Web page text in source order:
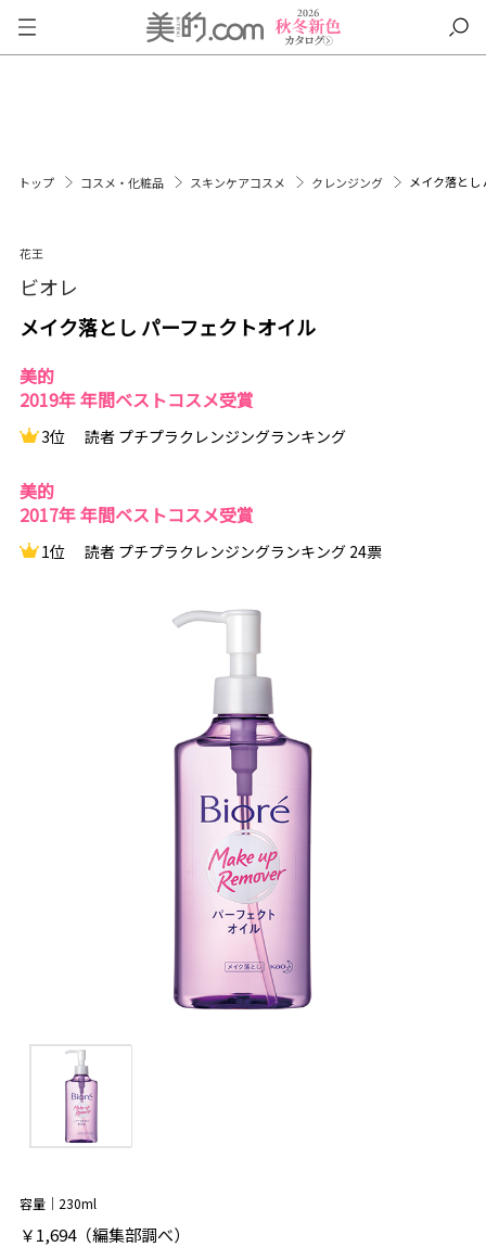
トップ コスメ・化粧品 スキンケアコスメ クレンジング メイク落とし
花王
ビオレ
メイク落とし パーフェクトオイル
美的
2019年 年間ベストコスメ受賞
3位 読者 プチプラクレンジングランキング
美的
2017年 年間ベストコスメ受賞
1位 読者 プチプラクレンジングランキング 24票
容量｜230ml
￥1,694（編集部調べ）